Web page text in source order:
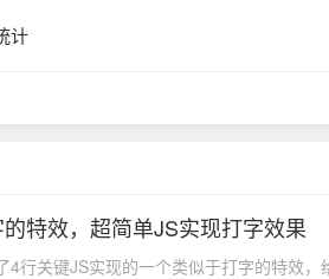
计
特效，超简单JS实现打字效果